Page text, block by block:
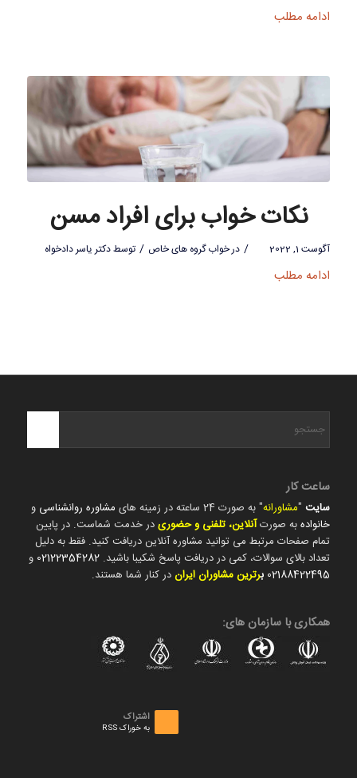
ادامه مطلب
نکات خواب برای افراد مسن
آگوست 1, 2022 / درخواب گروه های خاص / توسطدکتر یاسر دادخواه
ادامه مطلب
ساعت کار
سایت"مشاورانه" به صورت 24 ساعته در زمینه های مشاوره روانشناسی و
خانوادهبه صورتآنلاین، تلفنی و حضوریدر خدمت شماست. در پایین
تمام صفحات مرتبط می توانید مشاوره آنلاین دریافت کنید. فقط به دلیل
تعداد بالای سوالات، کمی در دریافت پاسخ شکیبا باشید. 02122354282 و
02188422495 برترین مشاوران ایراندر کنار شما هستند.
همکاری با سازمان های:
اشتراک
به خوراک RSS